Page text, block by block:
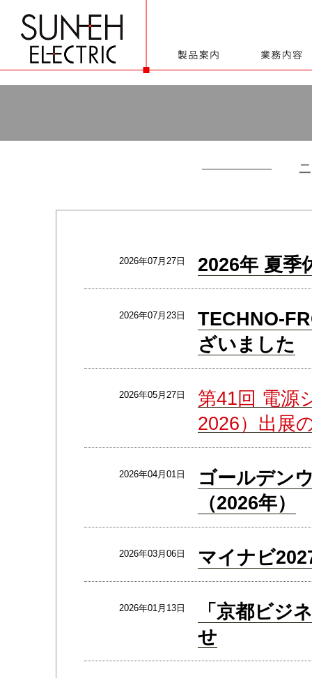
2026年07月27日 2026年 夏季
2026年07月23日
TECHNO-
ざいました
2026年05月27日
第41回 電源
2026）出展
2026年04月01日
ゴールデン
（2026年）
2026年03月06日 マイナビ
2026年01月13日
「京都ビジ
せ